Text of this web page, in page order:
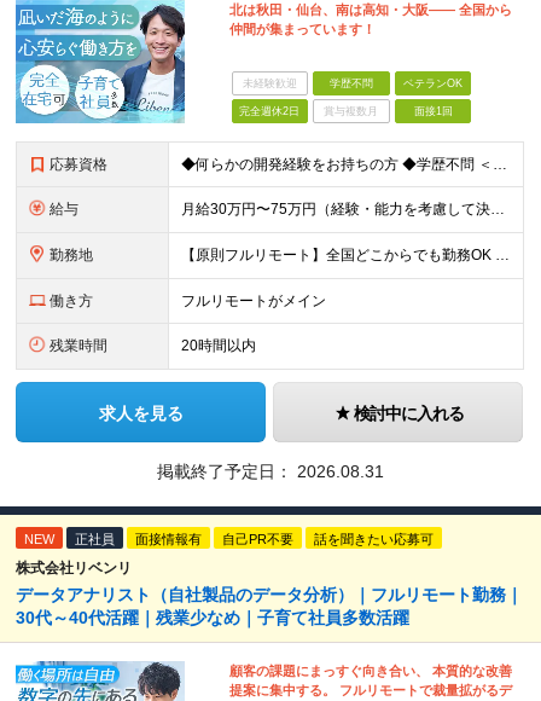
北は秋田・仙台、南は高知・大阪—— 全国から
仲間が集まっています！
未経験歓迎 学歴不問 ベテランOK
完全週休2日 賞与複数月 面接1回
応募資格 ◆何らかの開発経験をお持ちの方 ◆学歴不問 ＜特に歓迎する方＞ ◎リーダー経験・PM経験のある方（優遇します） ◎フルリモートでも自律的に動ける方 ◎自社サービスや受託開発にゆくゆく携わりたい方 ◎
給与 月給30万円〜75万円（経験・能力を考慮して決定） ※固定残業代20時間分（4.0〜10.2万円）含む／超過分は全額支給 ※経験・スキルを考慮のうえ決定いたします ※6ヶ月の試用期間あり。期間中の待遇
勤務地 【原則フルリモート】全国どこからでも勤務OK ※希望に応じてオフィス勤務も可能 ■本社（湘南本社） 神奈川県藤沢市辻堂神台2-2-1 アイクロス湘南8階 └JR東海道線「辻堂駅」徒歩3分 ■東北支
働き方 フルリモートがメイン
残業時間 20時間以内
求人を見る 検討中に入れる
掲載終了予定日： 2026.08.31
NEW 正社員 面接情報有 自己PR不要 話を聞きたい応募可
株式会社リベンリ
データアナリスト（自社製品のデータ分析）｜フルリモート勤務｜
30代～40代活躍｜残業少なめ｜子育て社員多数活躍
顧客の課題にまっすぐ向き合い、 本質的な改善
提案に集中する。 フルリモートで裁量拡がるデ